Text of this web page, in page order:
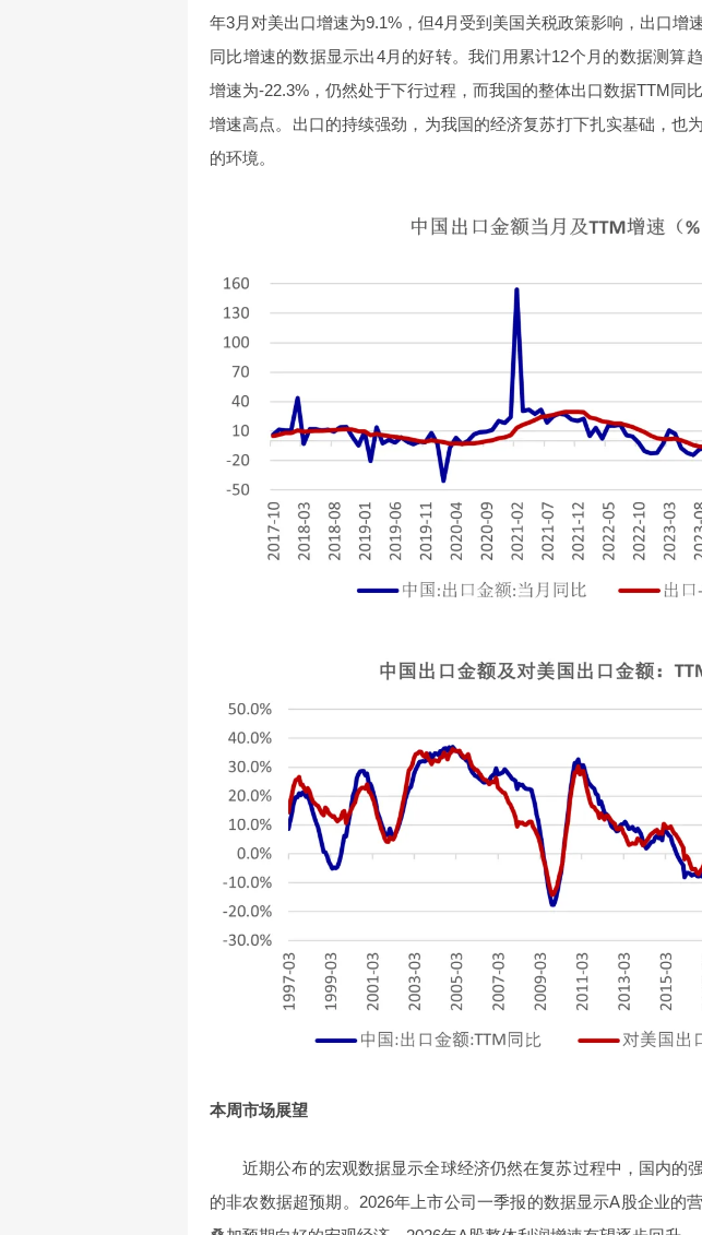
年3月对美出口增速为9.1%，但4月受到美国关税政策影响，出口增
同比增速的数据显示出4月的好转。我们用累计12个月的数据测算
增速为-22.3%，仍然处于下行过程，而我国的整体出口数据TTM同
增速高点。出口的持续强劲，为我国的经济复苏打下扎实基础，也
的环境。
本周市场展望
近期公布的宏观数据显示全球经济仍然在复苏过程中，国内的
的非农数据超预期。2026年上市公司一季报的数据显示A股企业的